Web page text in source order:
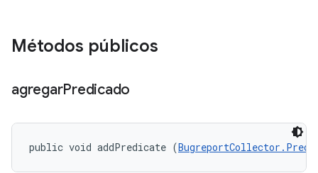
Métodos públicos
agregarPredicado
public void addPredicate (